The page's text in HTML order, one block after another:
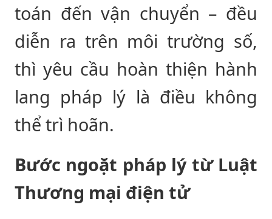
toán đến vận chuyển – đều
diễn ra trên môi trường số,
thì yêu cầu hoàn thiện hành
lang pháp lý là điều không
thể trì hoãn.
Bước ngoặt pháp lý từ Luật
Thương mại điện tử